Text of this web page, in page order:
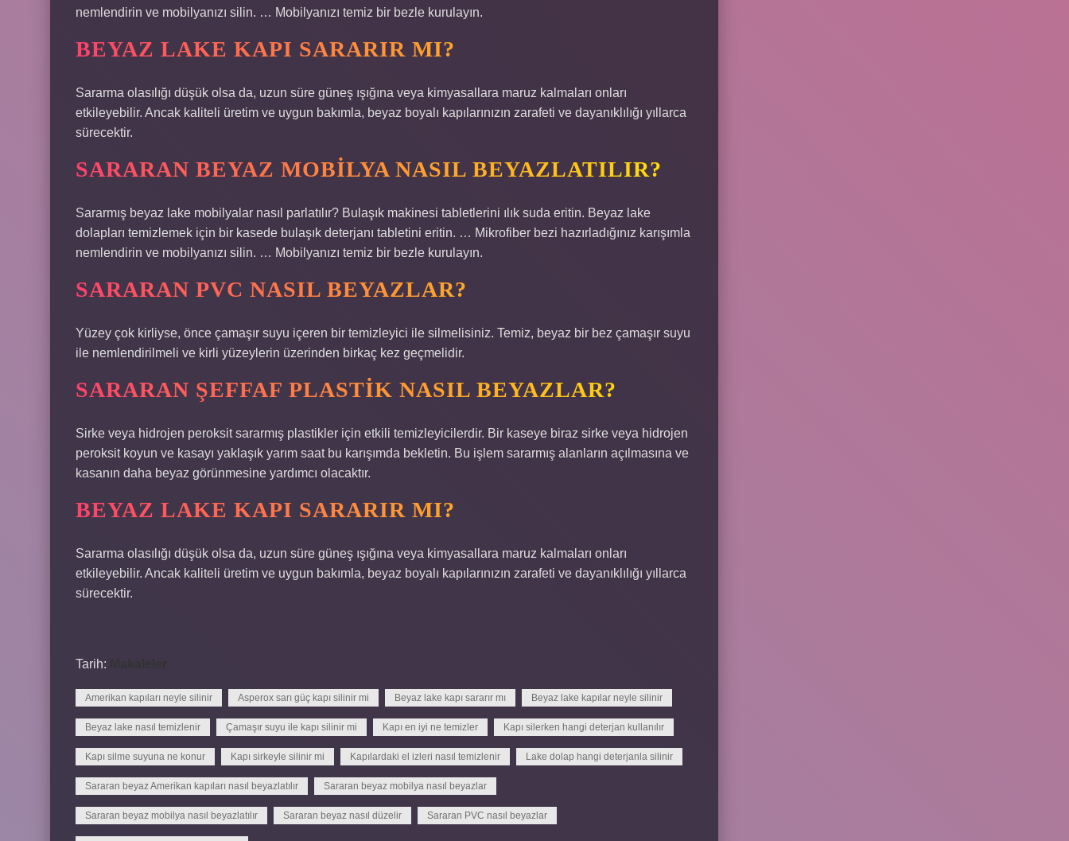
nemlendirin ve mobilyanızı silin. … Mobilyanızı temiz bir bezle kurulayın.
BEYAZ LAKE KAPI SARARIR MI?
Sararma olasılığı düşük olsa da, uzun süre güneş ışığına veya kimyasallara maruz kalmaları onları
etkileyebilir. Ancak kaliteli üretim ve uygun bakımla, beyaz boyalı kapılarınızın zarafeti ve dayanıklılığı yıllarca
sürecektir.
SARARAN BEYAZ MOBILYA NASIL BEYAZLATILIR?
Sararmış beyaz lake mobilyalar nasıl parlatılır? Bulaşık makinesi tabletlerini ılık suda eritin. Beyaz lake
dolapları temizlemek için bir kasede bulaşık deterjanı tabletini eritin. … Mikrofiber bezi hazırladığınız karışımla
nemlendirin ve mobilyanızı silin. … Mobilyanızı temiz bir bezle kurulayın.
SARARAN PVC NASIL BEYAZLAR?
Yüzey çok kirliyse, önce çamaşır suyu içeren bir temizleyici ile silmelisiniz. Temiz, beyaz bir bez çamaşır suyu
ile nemlendirilmeli ve kirli yüzeylerin üzerinden birkaç kez geçmelidir.
SARARAN ŞEFFAF PLASTIK NASIL BEYAZLAR?
Sirke veya hidrojen peroksit sararmış plastikler için etkili temizleyicilerdir. Bir kaseye biraz sirke veya hidrojen
peroksit koyun ve kasayı yaklaşık yarım saat bu karışımda bekletin. Bu işlem sararmış alanların açılmasına ve
kasanın daha beyaz görünmesine yardımcı olacaktır.
BEYAZ LAKE KAPI SARARIR MI?
Sararma olasılığı düşük olsa da, uzun süre güneş ışığına veya kimyasallara maruz kalmaları onları
etkileyebilir. Ancak kaliteli üretim ve uygun bakımla, beyaz boyalı kapılarınızın zarafeti ve dayanıklılığı yıllarca
sürecektir.
Tarih: Makaleler
Amerikan kapıları neyle silinir Asperox sarı güç kapı silinir mi Beyaz lake kapı sararır mı Beyaz lake kapılar neyle silinir
Beyaz lake nasıl temizlenir Çamaşır suyu ile kapı silinir mi Kapı en iyi ne temizler Kapı silerken hangi deterjan kullanılır
Kapı silme suyuna ne konur Kapı sirkeyle silinir mi Kapılardaki el izleri nasıl temizlenir Lake dolap hangi deterjanla silinir
Sararan beyaz Amerikan kapıları nasıl beyazlatılır Sararan beyaz mobilya nasıl beyazlar
Sararan beyaz mobilya nasıl beyazlatılır Sararan beyaz nasıl düzelir Sararan PVC nasıl beyazlar